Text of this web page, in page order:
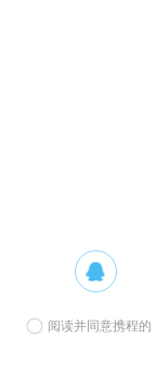
阅读并同意携程的